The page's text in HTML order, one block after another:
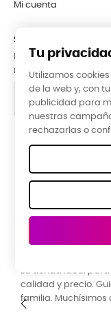
Mi cuenta
SUBCRÍBETE A LA
Puede darse de
nuestra información
Raquel Campos,
La tienda ideal
calidad y precio.
familia. Muchísimos
Tu
Utilizamos
de la web y, con
publicidad para
nuestras
rechazarlas o